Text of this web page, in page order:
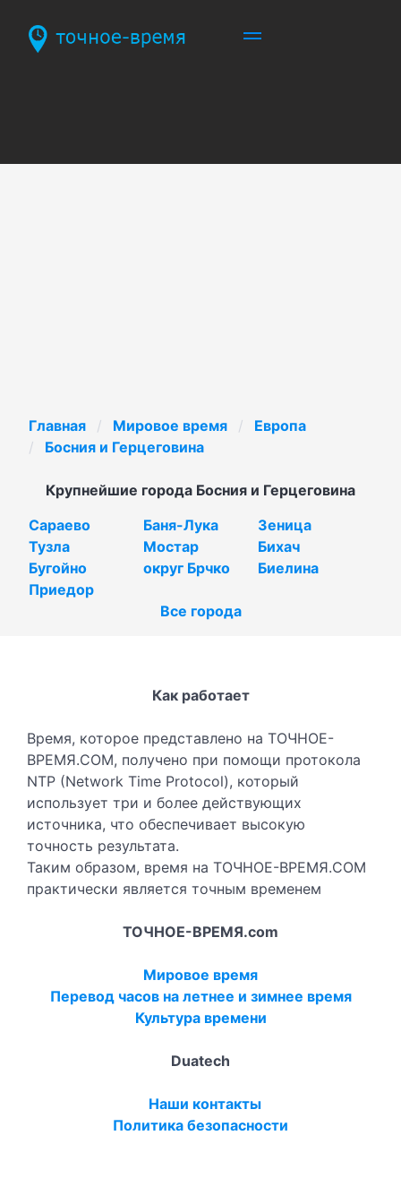
Главная Мировое время
Европа
Босния и Герцеговина
Крупнейшие города Босния и Герцеговина
Сараево
Баня-Лука
Зеница
Тузла
Мостар
Бихач
Бугойно
округ Брчко
Биелина
Приедор
Все города
Как работает
Время, которое представлено на ТОЧНОЕ-
ВРЕМЯ.COM, получено при помощи протокола
NTP (Network Time Protocol), который
использует три и более действующих
источника, что обеспечивает высокую
точность результата.
Таким образом, время на ТОЧНОЕ-ВРЕМЯ.COM
практически является точным временем
ТОЧНОЕ-ВРЕМЯ.com
Мировое время
Перевод часов на летнее и зимнее время
Культура времени
Duatech
Наши контакты
Политика безопасности